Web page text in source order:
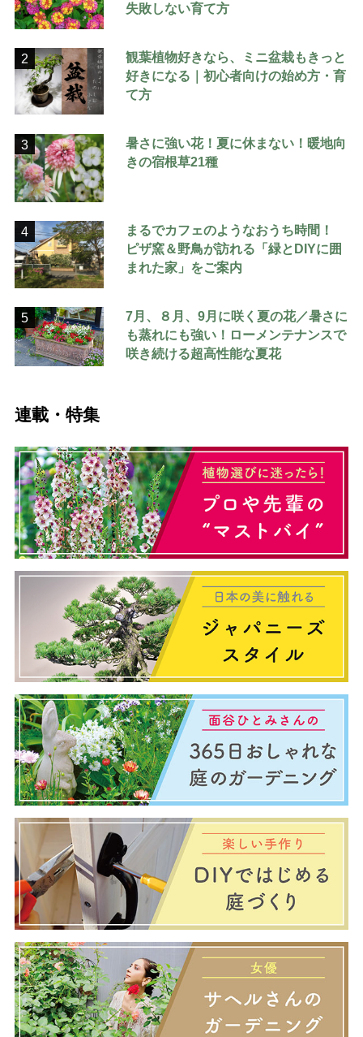
失敗しない育て方
2
観葉植物好きなら、ミニ盆栽もきっと
好きになる｜初心者向けの始め方・育
て方
3
暑さに強い花！夏に休まない！暖地向
きの宿根草21種
4
まるでカフェのようなおうち時間！
ピザ窯＆野鳥が訪れる「緑とDIYに囲
まれた家」をご案内
5
7月、８月、9月に咲く夏の花／暑さに
も蒸れにも強い！ローメンテナンスで
咲き続ける超高性能な夏花
連載・特集